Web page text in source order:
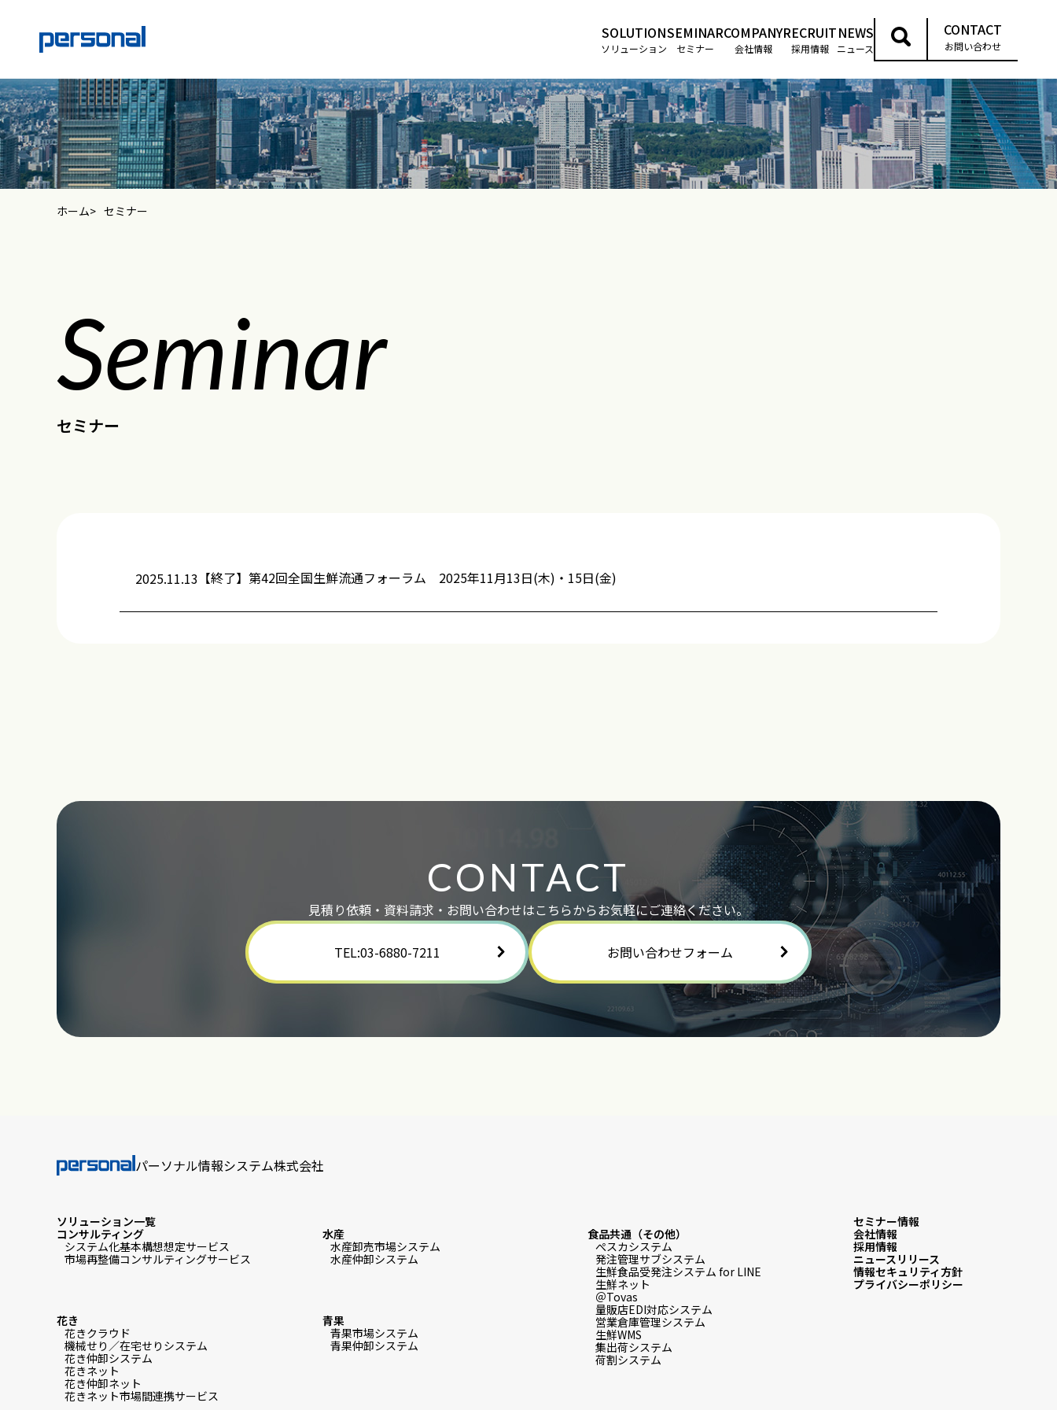
SOLUTION
ソリューション
SEMINAR
セミナー
COMPANY
会社情報
RECRUIT
採用情報
NEWS
ニュース
CONTACT
お問い合わせ
ホーム セミナー
Seminar
セミナー
2025.11.13 【終了】第42回全国生鮮流通フォーラム 2025年11月13日(木)・15日(金)
CONTACT
見積り依頼・資料請求・お問い合わせはこちらからお気軽にご連絡ください。
TEL:03-6880-7211 お問い合わせフォーム
パーソナル情報システム株式会社
ソリューション一覧
コンサルティング
システム化基本構想想定サービス
市場再整備コンサルティングサービス
水産
水産卸売市場システム
水産仲卸システム
食品共通（その他）
ぺスカシステム
発注管理サブシステム
生鮮食品受発注システム for LINE
生鮮ネット
＠Tovas
量販店EDI対応システム
営業倉庫管理システム
生鮮WMS
集出荷システム
荷割システム
花き
花きクラウド
機械せり／在宅せりシステム
花き仲卸システム
花きネット
花き仲卸ネット
花きネット市場間連携サービス
青果
青果市場システム
青果仲卸システム
セミナー情報
会社情報
採用情報
ニュースリリース
情報セキュリティ方針
プライバシーポリシー